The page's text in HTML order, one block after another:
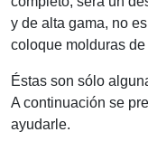
y de alta gama, no
coloque molduras
Éstas son sólo
A continuación se
ayudarle.